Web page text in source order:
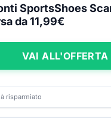
SportsShoes
da 11,99€
VAI ALL'OFFERTA
risparmiato